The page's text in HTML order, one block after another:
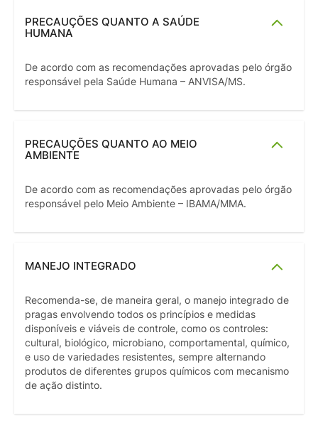
PRECAUÇÕES QUANTO A SAÚDE
HUMANA
De acordo com as recomendações aprovadas pelo órgão
responsável pela Saúde Humana – ANVISA/MS.
PRECAUÇÕES QUANTO AO MEIO
AMBIENTE
De acordo com as recomendações aprovadas pelo órgão
responsável pelo Meio Ambiente – IBAMA/MMA.
MANEJO INTEGRADO
Recomenda-se, de maneira geral, o manejo integrado de
pragas envolvendo todos os princípios e medidas
disponíveis e viáveis de controle, como os controles:
cultural, biológico, microbiano, comportamental, químico,
e uso de variedades resistentes, sempre alternando
produtos de diferentes grupos químicos com mecanismo
de ação distinto.